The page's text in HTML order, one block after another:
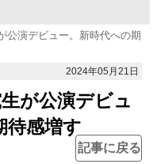
公演デビュー。新時代への期
2024年05月21日
が公演デビュ
待感増す
記事に戻る